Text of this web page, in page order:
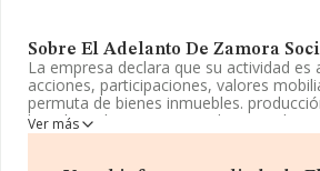
Sobre El Adelanto De Zamora
La empresa declara que su actividad
acciones, participaciones, valores
permuta de bienes inmuebles.
la radio, television, cine. edicion,
sociedad está registrada como
Ver más